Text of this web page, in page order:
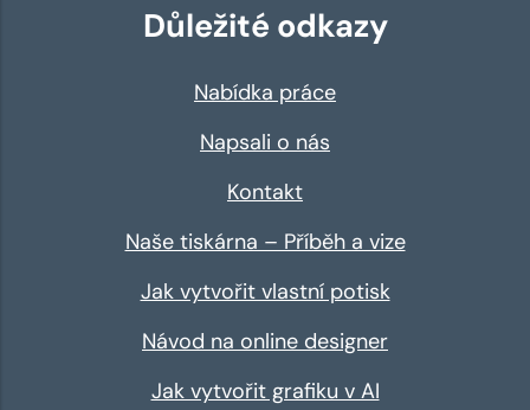
Důležité odkazy
Nabídka práce
Napsali o nás
Kontakt
Naše tiskárna – Příběh a vize
Jak vytvořit vlastní potisk
Návod na online designer
Jak vytvořit grafiku v AI